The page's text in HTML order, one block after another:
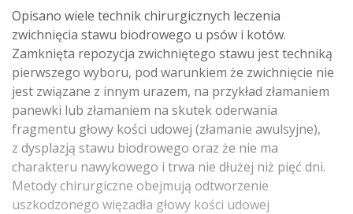
Opisano wiele technik chirurgicznych leczenia
zwichnięcia stawu biodrowego u psów i kotów.
Zamknięta repozycja zwichniętego stawu jest techniką
pierwszego wyboru, pod warunkiem że zwichnięcie nie
jest związane z innym urazem, na przykład złamaniem
panewki lub złamaniem na skutek oderwania
fragmentu głowy kości udowej (złamanie awulsyjne),
z dysplazją stawu biodrowego oraz że nie ma
charakteru nawykowego i trwa nie dłużej niż pięć dni.
Metody chirurgiczne obejmują odtworzenie
uszkodzonego więzadła głowy kości udowej